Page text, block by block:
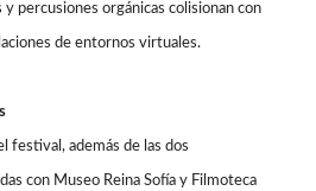
percusiones orgánicas colisionan con
de entornos virtuales.
festival, además de las dos
con Museo Reina Sofía y Filmoteca